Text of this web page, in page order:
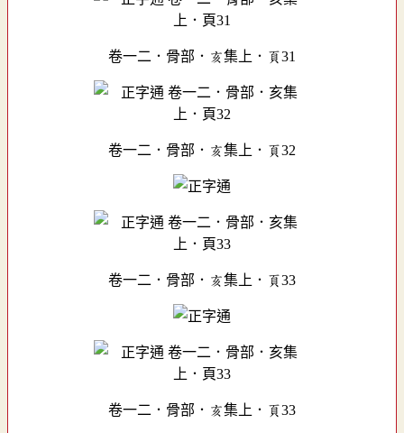
卷一二．骨部．亥集上．頁31
卷一二．骨部．亥集上．頁32
卷一二．骨部．亥集上．頁33
卷一二．骨部．亥集上．頁33